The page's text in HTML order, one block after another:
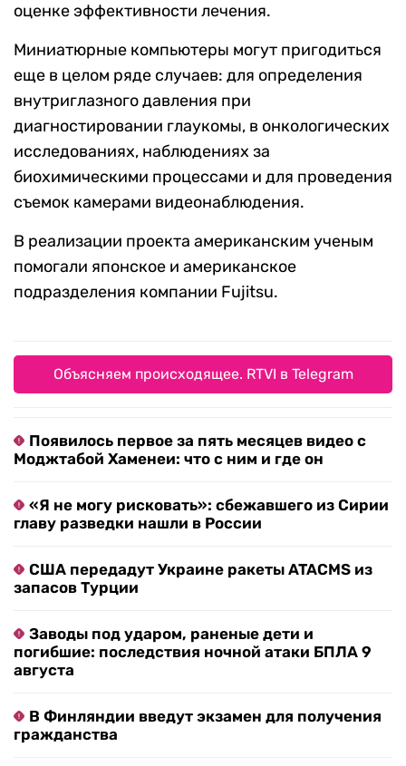
оценке эффективности лечения.
Миниатюрные компьютеры могут пригодиться
еще в целом ряде случаев: для определения
внутриглазного давления при
диагностировании глаукомы, в онкологических
исследованиях, наблюдениях за
биохимическими процессами и для проведения
съемок камерами видеонаблюдения.
В реализации проекта американским ученым
помогали японское и американское
подразделения компании Fujitsu.
Объясняем происходящее. RTVI в Telegram
Появилось первое за пять месяцев видео с
Моджтабой Хаменеи: что с ним и где он
«Я не могу рисковать»: сбежавшего из Сирии
главу разведки нашли в России
США передадут Украине ракеты ATACMS из
запасов Турции
Заводы под ударом, раненые дети и
погибшие: последствия ночной атаки БПЛА 9
августа
В Финляндии введут экзамен для получения
гражданства